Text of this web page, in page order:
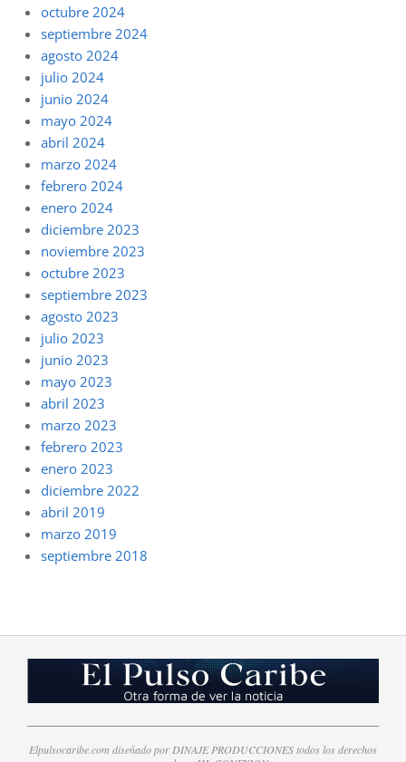
octubre 2024
septiembre 2024
agosto 2024
julio 2024
junio 2024
mayo 2024
abril 2024
marzo 2024
febrero 2024
enero 2024
diciembre 2023
noviembre 2023
octubre 2023
septiembre 2023
agosto 2023
julio 2023
junio 2023
mayo 2023
abril 2023
marzo 2023
febrero 2023
enero 2023
diciembre 2022
abril 2019
marzo 2019
septiembre 2018
Elpulsocaribe.com diseñado por DINAJE PRODUCCIONES todos los derechos